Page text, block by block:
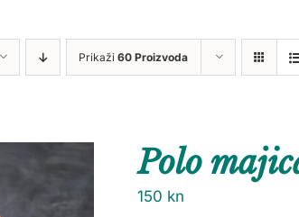
Prikaži 60 Proizvoda
Polo
150 kn